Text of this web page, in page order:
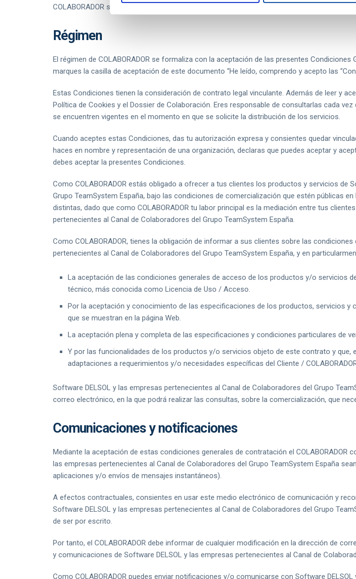
COLABORADOR si estas condiciones han sido modificadas, para que puedan ser
Régimen
El régimen de COLABORADOR se formaliza con la aceptación de las presentes
marques la casilla de aceptación de este documento “He leído, comprendo y acepto las
Estas Condiciones tienen la consideración de contrato legal vinculante. Además de leer y
Política de Cookies y el Dossier de Colaboración. Eres responsable de consultarlas cada
se encuentren vigentes en el momento en que se solicite la distribución de los servicios.
Cuando aceptes estas Condiciones, das tu autorización expresa y consientes quedar
haces en nombre y representación de una organización, declaras que puedes aceptar y
debes aceptar la presentes Condiciones.
Como COLABORADOR estás obligado a ofrecer a tus clientes los productos y servicios de
Grupo TeamSystem España, bajo las condiciones de comercialización que estén públicas
distintas, dado que como COLABORADOR tu labor principal es la mediación entre tus
pertenecientes al Canal de Colaboradores del Grupo TeamSystem España.
Como COLABORADOR, tienes la obligación de informar a sus clientes sobre las
pertenecientes al Canal de Colaboradores del Grupo TeamSystem España, y en
La aceptación de las condiciones generales de acceso de los productos y/o servicios
técnico, más conocida como Licencia de Uso / Acceso.
Por la aceptación y conocimiento de las especificaciones de los productos, servicios
que se muestran en la página Web.
La aceptación plena y completa de las especificaciones y condiciones particulares de
Y por las funcionalidades de los productos y/o servicios objeto de este contrato y
adaptaciones a requerimientos y/o necesidades específicas del Cliente /
Software DELSOL y las empresas pertenecientes al Canal de Colaboradores del Grupo
correo electrónico, en la que podrá realizar las consultas, sobre la comercialización, que
Comunicaciones y notificaciones
Mediante la aceptación de estas condiciones generales de contratación el
las empresas pertenecientes al Canal de Colaboradores del Grupo TeamSystem España
aplicaciones y/o envíos de mensajes instantáneos).
A efectos contractuales, consientes en usar este medio electrónico de comunicación y
Software DELSOL y las empresas pertenecientes al Canal de Colaboradores del Grupo
de ser por escrito.
Por tanto, el COLABORADOR debe informar de cualquier modificación en la dirección de
y comunicaciones de Software DELSOL y las empresas pertenecientes al Canal de
Como COLABORADOR puedes enviar notificaciones y/o comunicarse con Software